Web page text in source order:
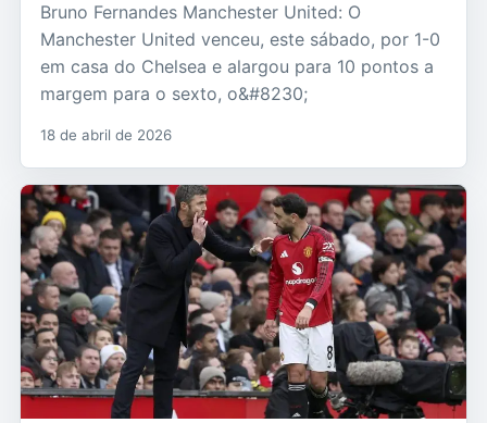
Bruno Fernandes Manchester United: O
Manchester United venceu, este sábado, por 1-0
em casa do Chelsea e alargou para 10 pontos a
margem para o sexto, o&#8230;
18 de abril de 2026